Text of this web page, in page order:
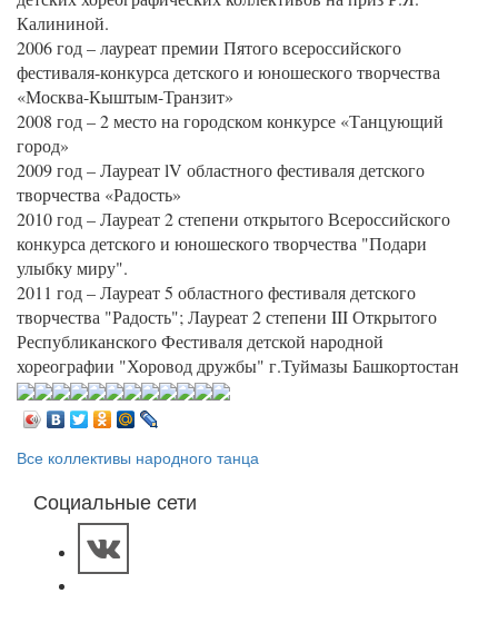
Калининой.
2006 год – лауреат премии Пятого всероссийского
фестиваля-конкурса детского и юношеского творчества
«Москва-Кыштым-Транзит»
2008 год – 2 место на городском конкурсе «Танцующий
город»
2009 год – Лауреат lV областного фестиваля детского
творчества «Радость»
2010 год – Лауреат 2 степени открытого Всероссийского
конкурса детского и юношеского творчества "Подари
улыбку миру".
2011 год – Лауреат 5 областного фестиваля детского
творчества "Радость"; Лауреат 2 степени III Открытого
Республиканского Фестиваля детской народной
хореографии "Хоровод дружбы" г.Туймазы Башкортостан
Все коллективы народного танца
Социальные сети